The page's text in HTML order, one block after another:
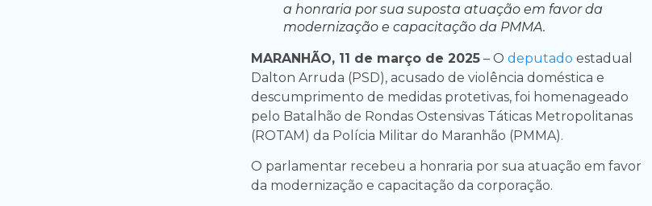
a honraria por sua suposta atuação em favor da
modernização e capacitação da PMMA.
MARANHÃO, 11 de março de 2025 – O deputado estadual
Dalton Arruda (PSD), acusado de violência doméstica e
descumprimento de medidas protetivas, foi homenageado
pelo Batalhão de Rondas Ostensivas Táticas Metropolitanas
(ROTAM) da Polícia Militar do Maranhão (PMMA).
O parlamentar recebeu a honraria por sua atuação em favor
da modernização e capacitação da corporação.